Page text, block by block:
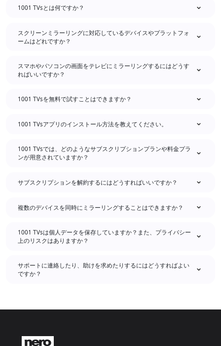
1001 TVsとは何ですか？
スクリーンミラーリングに対応しているデバイスやプラットフォ
ームはどれですか？
スマホやパソコンの画面をテレビにミラーリングするにはどうす
ればいいですか？
1001 TVsを無料で試すことはできますか？
1001 TVsアプリのインストール方法を教えてください。
1001 TVsでは、どのようなサブスクリプションプランや料金プラ
ンが用意されていますか？
サブスクリプションを解約するにはどうすればいいですか？
複数のデバイスを同時にミラーリングすることはできますか？
1001 TVsは個人データを保存していますか？また、プライバシー
上のリスクはありますか？
サポートに連絡したり、助けを求めたりするにはどうすればよい
ですか？